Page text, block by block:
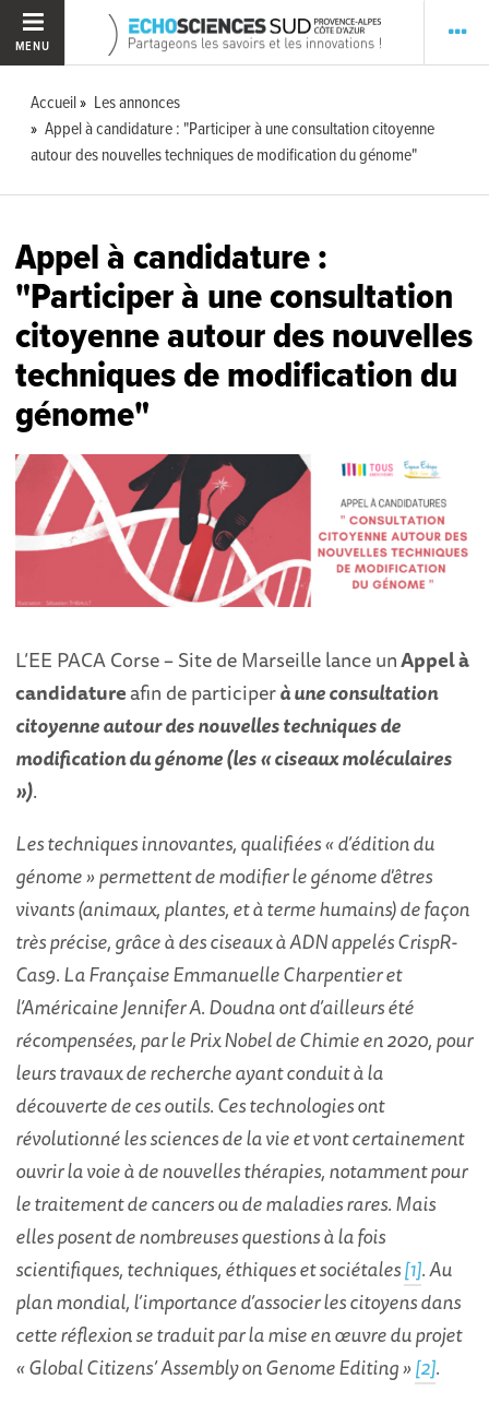
MENU
Accueil
Les annonces
Appel à candidature : "Participer à une consultation citoyenne
autour des nouvelles techniques de modification du génome"
Appel à candidature :
"Participer à une consultation
citoyenne autour des nouvelles
techniques de modification du
génome"
L’EE PACA Corse – Site de Marseille lance unAppel à
candidatureafin de participerà une consultation
citoyenne autour des nouvelles techniques de
modification du génome (les « ciseaux moléculaires
»).
Les techniques innovantes, qualifiées « d’édition du
génome » permettent de modifier le génome d'êtres
vivants (animaux, plantes, et à terme humains) de façon
très précise, grâce à des ciseaux à ADN appelés CrispR-
Cas9. La Française Emmanuelle Charpentier et
l’Américaine Jennifer A. Doudna ont d’ailleurs été
récompensées, par le Prix Nobel de Chimie en 2020, pour
leurs travaux de recherche ayant conduit à la
découverte de ces outils. Ces technologies ont
révolutionné les sciences de la vie et vont certainement
ouvrir la voie à de nouvelles thérapies, notamment pour
le traitement de cancers ou de maladies rares. Mais
elles posent de nombreuses questions à la fois
scientifiques, techniques, éthiques et sociétales[1]. Au
plan mondial, l’importance d’associer les citoyens dans
cette réflexion se traduit par la mise en œuvre du projet
« Global Citizens’ Assembly on Genome Editing »[2].